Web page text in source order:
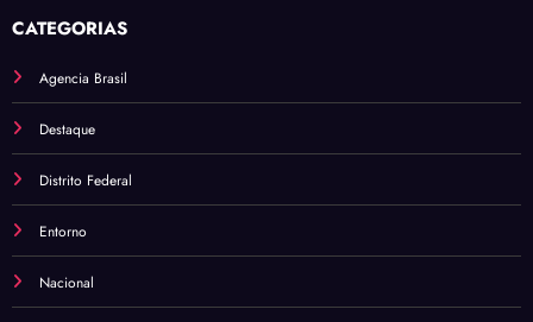
CATEGORIAS
Agencia Brasil
Destaque
Distrito Federal
Entorno
Nacional